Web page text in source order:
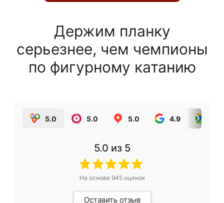
Держим планку
серьезнее, чем чемпионы
по фигурному катанию
5.0 5.0 5.0 4.9
5.0 из 5
На основе 945оценок
Оставить отзыв